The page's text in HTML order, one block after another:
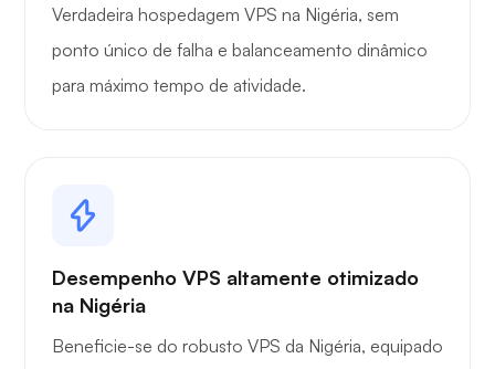
Verdadeira hospedagem VPS na Nigéria, sem
ponto único de falha e balanceamento dinâmico
para máximo tempo de atividade.
Desempenho VPS altamente otimizado
na Nigéria
Beneficie-se do robusto VPS da Nigéria, equipado